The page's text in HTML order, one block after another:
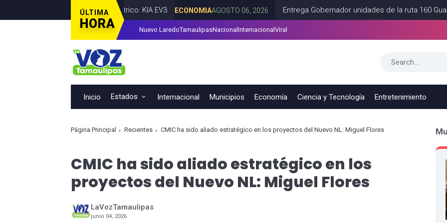
ÚLTIMA
HORA
primer vehículo eléctrico: KIA EV3 ECONOMIAAGOSTO 06, 2026 Entrega Gobernador unidades de la ruta 160 Guadalupe-
Byron Cavazos facilitar la presentación de iniciativas ciudadanas en Tamaulipas
Nuevo LaredoTamaulipasNacional Internacional Viral
Inicio Estados Internacional Municipios Economía Ciencia y Tecnología Entretenimiento
Página Principal Recientes CMIC ha sido aliado estratégico en los proyectos del Nuevo NL: Miguel Flores
CMIC ha sido aliado estratégico en los
proyectos del Nuevo NL: Miguel Flores
LaVozTamaulipas
junio 04, 2026